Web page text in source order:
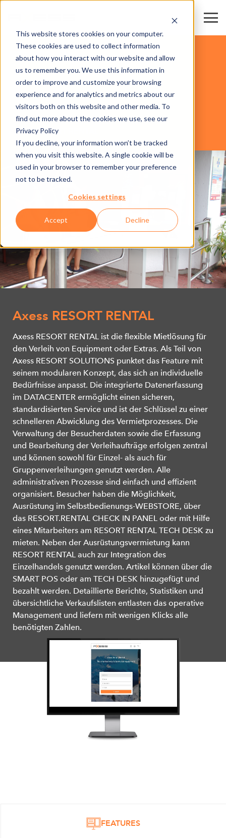
This website stores cookies on your computer.
These cookies are used to collect information
about how you interact with our website and allow
us to remember you. We use this information in
order to improve and customize your browsing
experience and for analytics and metrics about our
visitors both on this website and other media. To
find out more about the cookies we use, see our
Privacy Policy
If you decline, your information won’t be tracked
when you visit this website. A single cookie will be
used in your browser to remember your preference
not to be tracked.
Cookies settings
Accept Decline
AXESS RESORT RENTAL
UNSERE SOFTWARE
ATTRAKTIONEN
Axess RESORT RENTAL
Axess RESORT RENTAL ist die flexible Mietlösung für
den Verleih von Equipment oder Extras. Als Teil von
Axess RESORT SOLUTIONS punktet das Feature mit
seinem modularen Konzept, das sich an individuelle
Bedürfnisse anpasst. Die integrierte Datenerfassung
im DATACENTER ermöglicht einen sicheren,
standardisierten Service und ist der Schlüssel zu einer
schnelleren Abwicklung des Vermietprozesses. Die
Verwaltung der Besucherdaten sowie die Erfassung
und Bearbeitung der Verleihaufträge erfolgen zentral
und können sowohl für Einzel- als auch für
Gruppenverleihungen genutzt werden. Alle
administrativen Prozesse sind einfach und effizient
organisiert. Besucher haben die Möglichkeit,
Ausrüstung im Selbstbedienungs-WEBSTORE, über
das RESORT.RENTAL CHECK IN PANEL oder mit Hilfe
eines Mitarbeiters am RESORT RENTAL TECH DESK zu
mieten. Neben der Ausrüstungsvermietung kann
RESORT RENTAL auch zur Integration des
Einzelhandels genutzt werden. Artikel können über die
SMART POS oder am TECH DESK hinzugefügt und
bezahlt werden. Detaillierte Berichte, Statistiken und
übersichtliche Verkaufslisten entlasten das operative
Management und liefern mit wenigen Klicks alle
benötigten Zahlen.
FEATURES